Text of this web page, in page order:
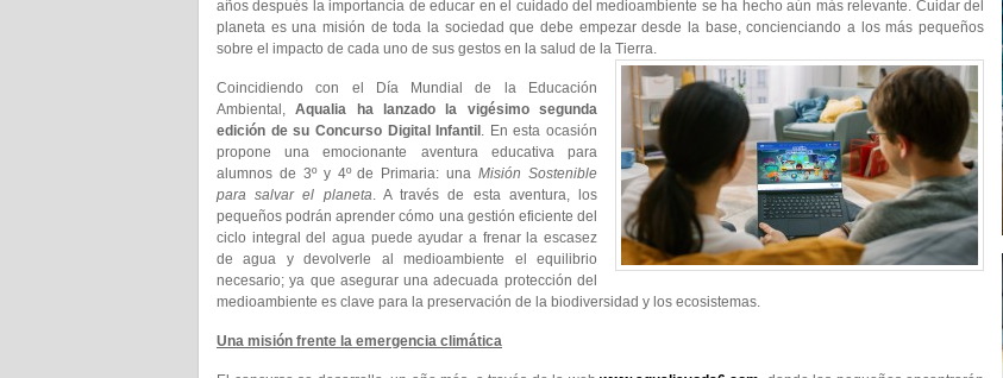
años después la importancia de educar en el cuidado del medioambiente se ha hecho aún más relevante. Cuidar del
planeta es una misión de toda la sociedad que debe empezar desde la base, concienciando a los más pequeños
sobre el impacto de cada uno de sus gestos en la salud de la Tierra.
Coincidiendo con el Día Mundial de la Educación
Ambiental,Aqualia ha lanzado la vigésimo segunda
edición de su Concurso Digital Infantil . En esta ocasión
propone una emocionante aventura educativa para
alumnos de 3º y 4º de Primaria: unaMisión Sostenible
para salvar el planeta. A través de esta aventura, los
pequeños podrán aprender cómo una gestión eficiente del
ciclo integral del agua puede ayudar a frenar la escasez
de agua y devolverle al medioambiente el equilibrio
necesario; ya que asegurar una adecuada protección del
medioambiente es clave para la preservación de la biodiversidad y los ecosistemas.
Una misión frente la emergencia climática